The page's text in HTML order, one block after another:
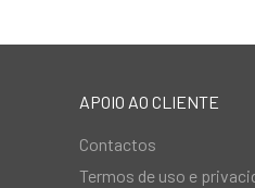
APOIO AO CLIENTE
Contactos
Termos de uso e